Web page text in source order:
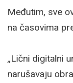
Međutim, sve
na časovima
„Lični digitalni
narušavaju